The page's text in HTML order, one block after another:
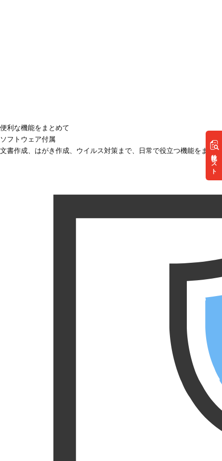
リスト
便利な機能をまとめて
ソフトウェア付属
文書作成、はがき作成、ウイルス対策まで、日常で役立つ機能をまと